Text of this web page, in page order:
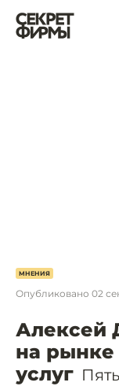
МНЕНИЯ
Опубликовано 02
Алексей
на рынке
услуг